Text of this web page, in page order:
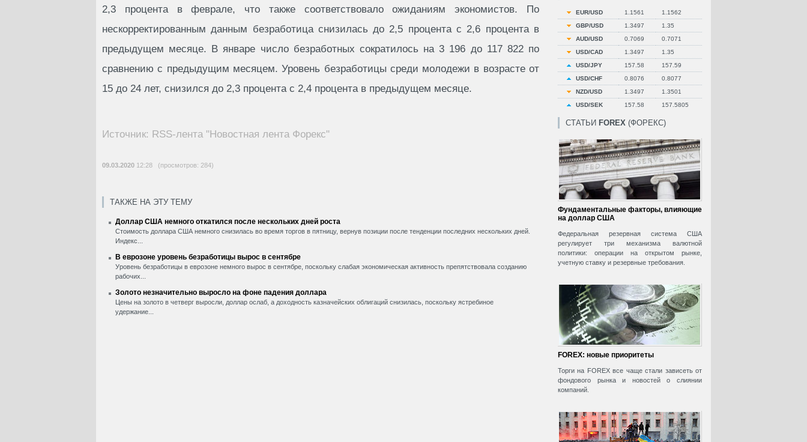
2,3 процента в феврале, что также соответствовало ожиданиям экономистов. По
нескорректированным данным безработица снизилась до 2,5 процента с 2,6 процента в
предыдущем месяце. В январе число безработных сократилось на 3 196 до 117 822 по
сравнению с предыдущим месяцем. Уровень безработицы среди молодежи в возрасте от
15 до 24 лет, снизился до 2,3 процента с 2,4 процента в предыдущем месяце.
Источник: RSS-лента "Новостная лента Форекс"
09.03.2020 12:28 (просмотров: 284)
ТАКЖЕ НА ЭТУ ТЕМУ
Доллар США немного откатился после нескольких дней роста
Стоимость доллара США немного снизилась во время торгов в пятницу, вернув позиции после тенденции последних нескольких дней.
Индекс...
В еврозоне уровень безработицы вырос в сентябре
Уровень безработицы в еврозоне немного вырос в сентябре, поскольку слабая экономическая активность препятствовала созданию
рабочих...
Золото незначительно выросло на фоне падения доллара
Цены на золото в четверг выросли, доллар ослаб, а доходность казначейских облигаций снизилась, поскольку ястребиное
удержание...
EUR/USD 1.1561
1.1562
GBP/USD
1.3497
1.35
AUD/USD
0.7069
0.7071
USD/CAD
1.3497
1.35
USD/JPY
157.58
157.59
USD/CHF
0.8076
0.8077
NZD/USD
1.3497
1.3501
USD/SEK
157.58 157.5805
СТАТЬИ FOREX (ФОРЕКС)
Фундаментальные факторы, влияющие
на доллар США
Федеральная резервная система США
регулирует три механизма валютной
политики: операции на открытом рынке,
учетную ставку и резервные требования.
FOREX: новые приоритеты
Торги на FOREX все чаще стали зависеть от
фондового рынка и новостей о слиянии
компаний.